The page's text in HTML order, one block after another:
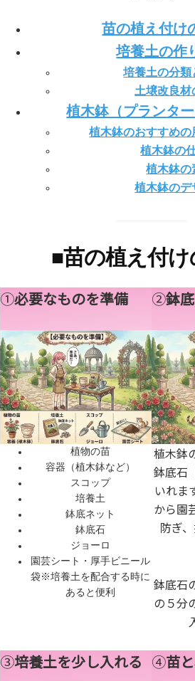
苗の植え付け
培養土の作
培養土の分類
土壌改良材
植木鉢（プランタ
植木鉢のおすすめ
植木鉢の
植木鉢の
植木鉢のデ
■苗の植え付け
①必要なものを準備
植物の苗
容器（植木鉢など）
スコップ
培養土
鉢底ネット
鉢底石
ジョーロ
園芸シート・厚手ビニール
袋※培養土を配合する時に
あると便利
②鉢
植木鉢
鉢底石
いれま
から園
防ぎ
鉢底石
の５分
③培養土を少し入れる ④苗